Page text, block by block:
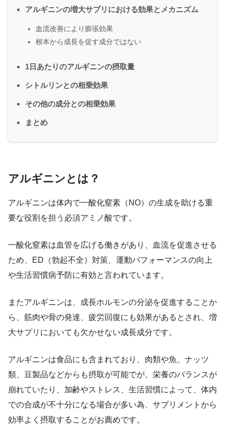
アルギニンの増大サプリにおける効果とメカニズム
血流改善により膨張効果
根本から成長を促す成分ではない
1日あたりのアルギニンの摂取量
シトルリンとの相乗効果
その他の成分との相乗効果
まとめ
アルギニンとは？
アルギニンは体内で一酸化窒素（NO）の生成を助ける重
要な役割を担う必須アミノ酸です。
一酸化窒素は血管を広げる働きがあり、血流を促進させる
ため、ED（勃起不全）対策、運動パフォーマンスの向上
や生活習慣病予防に有効と言われています。
またアルギニンは、成長ホルモンの分泌を促進することか
ら、筋肉や骨の発達、疲労回復にも効果があるとされ、増
大サプリにおいても欠かせない成長成分です。
アルギニンは食品にも含まれており、肉類や魚、ナッツ
類、豆製品などからも摂取が可能でが、栄養のバランスが
崩れていたり、加齢やストレス、生活習慣によって、体内
での合成が不十分になる場合が多い為、サプリメントから
効率よく摂取することがお薦めです。